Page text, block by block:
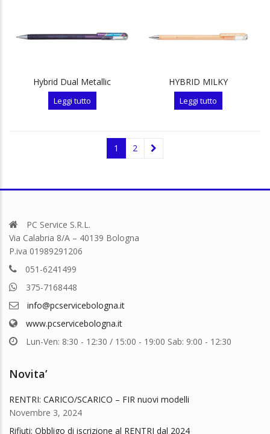
Hybrid Dual Metallic
Leggi tutto
HYBRID MILKY
Leggi tutto
1 2
PC Service S.R.L.
Via Calabria 8/A – 40139 Bologna
P.iva 01989291206
051-6241499
375-7168448
info@pcservicebologna.it
www.pcservicebologna.it
Lun-Ven: 8:30 - 12:30 / 15:00 - 19:00 Sab: 9:00 - 12:30
Novita’
RENTRI: CARICO/SCARICO – FIR nuovi modelli
Novembre 3, 2024
Rifiuti: Obbligo di iscrizione al RENTRI dal 2024